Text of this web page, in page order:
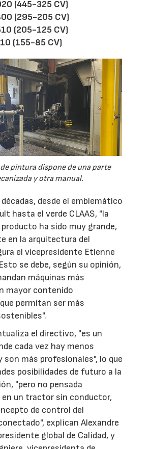
(445-325 CV)
(295-205 CV)
(205-125 CV)
(155-85 CV)
pintura dispone de una parte
y otra manual.
desde el emblemático
hasta el verde CLAAS, "la
ha sido muy grande,
en la arquitectura del
el vicepresidente Etienne
se debe, según su opinión,
máquinas más
mayor contenido
permitan ser más
el directivo, "es un
cada vez hay menos
son más profesionales", lo que
posibilidades de futuro a la
"pero no pensada
un tractor sin conductor,
de control del
explican Alexandre
global de Calidad, y